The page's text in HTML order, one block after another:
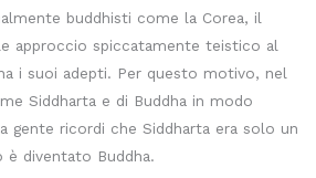
buddhisti come la Corea, il
approccio spiccatamente teistico al
i suoi adepti. Per questo motivo, nel
Siddharta e di Buddha in modo
gente ricordi che Siddharta era solo un
è diventato Buddha.